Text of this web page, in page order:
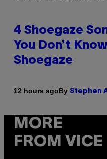
4 Shoegaze
You Don’t
Shoegaze
12 hours agoBy Stephen
MORE
FROM VICE